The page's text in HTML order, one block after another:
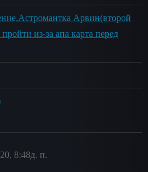
Арвин(второй
из-за апа карта перед
8:48д. п.